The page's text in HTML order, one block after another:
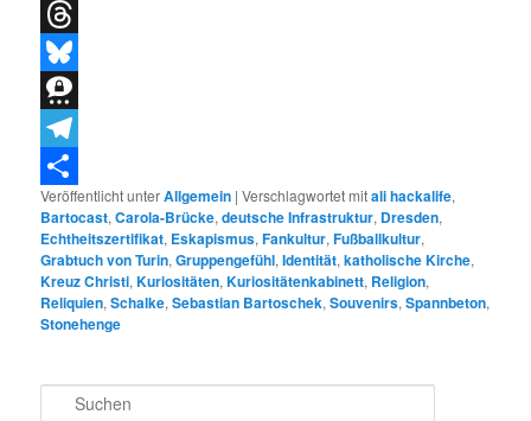
X
Threads
Bluesky
Threema
Telegram
Teilen
Veröffentlicht unterAllgemein |Verschlagwortet mitali hackalife,
Bartocast,Carola-Brücke,deutsche Infrastruktur, Dresden,
Echtheitszertifikat, Eskapismus,Fankultur,Fußballkultur,
Grabtuch von Turin,Gruppengefühl,Identität,katholische Kirche,
Kreuz Christi,Kuriositäten,Kuriositätenkabinett, Religion,
Reliquien,Schalke,Sebastian Bartoschek,Souvenirs,Spannbeton,
Stonehenge